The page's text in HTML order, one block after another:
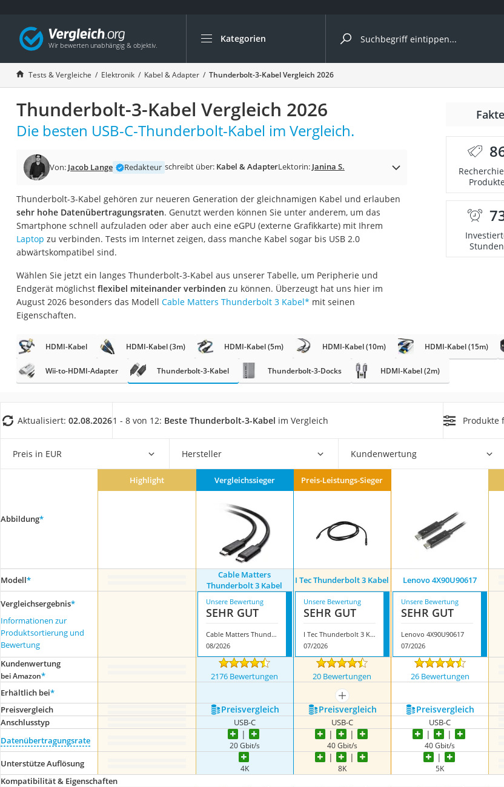
Kategorien
Die beliebtesten Vergleiche nach Kategorie
Elektronik
Powerstation
Monitor 32 Zoll 4K
Fernseher
Desktop-PC
Diascanner
Laser-Multifunktionsdrucker
Powerline-Adapter
Gaming-PC
Soundbar
Satellitenschüssel
Gaming-Headset
Schnurloses Telefon
Ladekabel Typ 2 Schuko
Acer Aspire
Service
Tests & Vergleiche Elektronik Kabel & Adapter Thunderbolt-3-Kabel Vergleich 2026
Thunderbolt-3-Kabel Vergleich 2026
Die besten USB-C-Thunderbolt-Kabel im Vergleich.
Von: Jacob Lange Redakteur schreibt über: Kabel & AdapterLektorin: Janina S.
Thunderbolt-3-Kabel gehören zur neueren Generation der gleichnamigen Kabel und erlauben
sehr hohe Datenübertragungsraten. Genutzt werden können Sie unter anderem, um das
Smartphone schnell aufzuladen oder aber auch eine eGPU (externe Grafikkarte) mit Ihrem
Laptop zu verbinden. Tests im Internet zeigen, dass manche Kabel sogar bis USB 2.0
abwärtskompatibel sind.
Wählen Sie jetzt ein langes Thunderbolt-3-Kabel aus unserer Tabelle, um Peripherie und
Endgerät möglichst flexibel miteinander verbinden zu können. Überzeugt hat uns hier im
August 2026 besonders das Modell Cable Matters Thunderbolt 3 Kabel* mit seinen
Eigenschaften.
Stunden
HDMI-Kabel HDMI-Kabel (3m) HDMI-Kabel (5m) HDMI-Kabel (10m) HDMI-Kabel (15m)
Wii-to-HDMI-Adapter Thunderbolt-3-Kabel Thunderbolt-3-Docks HDMI-Kabel (2m)
Aktualisiert: 02.08.20261 - 8 von 12: Beste Thunderbolt-3-Kabel im Vergleich Produkte
Preis in EUR Hersteller Kundenwertung
Abbildung*
Highlight Vergleichssieger Preis-Leistungs-Sieger
Modell*
Cable Matters
Thunderbolt 3 Kabel
I Tec Thunderbolt 3 Kabel Lenovo 4X90U90617
Vergleichsergebnis*
Informationen zur
Produktsortierung und
Bewertung
Unsere Bewertung
SEHR GUT
Cable Matters Thunderbolt 3 Kabel
08/2026
Unsere Bewertung
SEHR GUT
I Tec Thunderbolt 3 Kabel
07/2026
Unsere Bewertung
SEHR GUT
Lenovo 4X90U90617
07/2026
Kundenwertung
bei Amazon* 2176 Bewertungen 20 Bewertungen 26 Bewertungen
Erhältlich bei*
mehr anzeigen
Preis­vergleich
Preis­vergleich Preis­vergleich Preis­vergleich
Anschlusstyp USB-C USB-C USB-C
Datenübertragungsrate
20 Gbit/s 40 Gbit/s 40 Gbit/s
Unterstütze Auflösung 4K 8K 5K
Kompatibilität & Eigenschaften